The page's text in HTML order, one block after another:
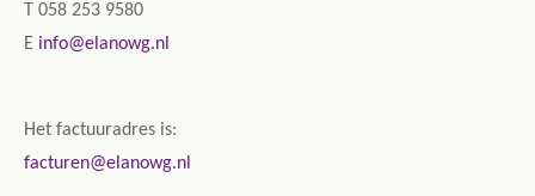
T 058 253 9580
E info@elanowg.nl
Het factuuradres is:
facturen@elanowg.nl